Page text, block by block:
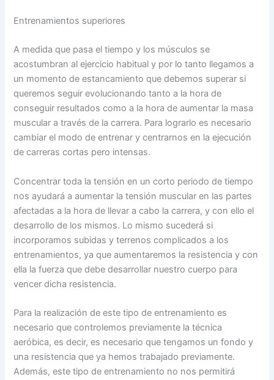
Entrenamientos superiores
A medida que pasa el tiempo y los músculos se
acostumbran al ejercicio habitual y por lo tanto llegamos a
un momento de estancamiento que debemos superar si
queremos seguir evolucionando tanto a la hora de
conseguir resultados como a la hora de aumentar la masa
muscular a través de la carrera. Para lograrlo es necesario
cambiar el modo de entrenar y centrarnos en la ejecución
de carreras cortas pero intensas.
Concentrar toda la tensión en un corto periodo de tiempo
nos ayudará a aumentar la tensión muscular en las partes
afectadas a la hora de llevar a cabo la carrera, y con ello el
desarrollo de los mismos. Lo mismo sucederá si
incorporamos subidas y terrenos complicados a los
entrenamientos, ya que aumentaremos la resistencia y con
ella la fuerza que debe desarrollar nuestro cuerpo para
vencer dicha resistencia.
Para la realización de este tipo de entrenamiento es
necesario que controlemos previamente la técnica
aeróbica, es decir, es necesario que tengamos un fondo y
una resistencia que ya hemos trabajado previamente.
Además, este tipo de entrenamiento no nos permitirá